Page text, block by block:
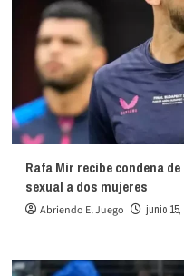
Rafa Mir recibe condena
sexual a dos mujeres
Abriendo El Juego junio 15,